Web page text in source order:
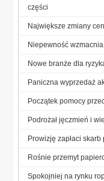
części
Największe zmiany cen
Niepewność wzmacnia
Nowe branże dla
Paniczna wyprzedaż
Początek pomocy
Podrożał jęczmień i
Prowizję zapłaci skarb
Rośnie przemyt
Spokojniej na rynku